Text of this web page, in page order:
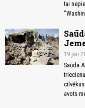
tai
19.jan
Saūda
avots